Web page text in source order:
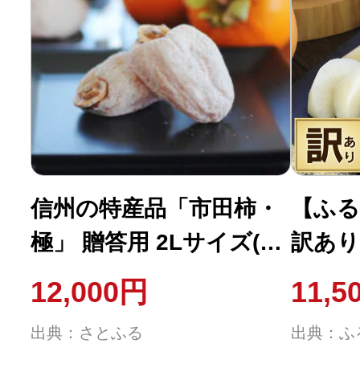
信州の特産品「市田柿・
極」 贈答用 2Lサイズ(12
個入)〈2027年1月下旬～
2月下旬発送〉
12,000円
出典：さとふる
【ふ
訳あ
なし
出典：ふ